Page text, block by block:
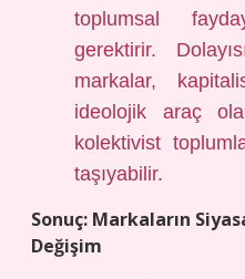
toplumsal
gerektirir.
markalar,
ideolojik araç
kolektivist
taşıyabilir.
Sonuç: Markaların
Değişim